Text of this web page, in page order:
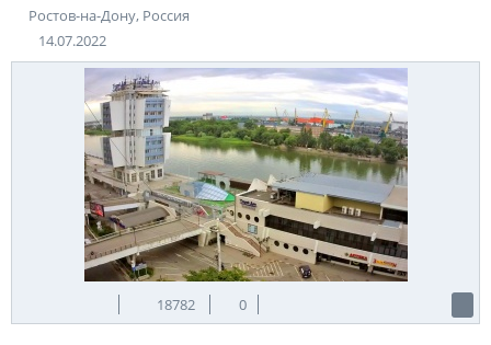
Ростов-на-Дону, Россия
14.07.2022
18782 0